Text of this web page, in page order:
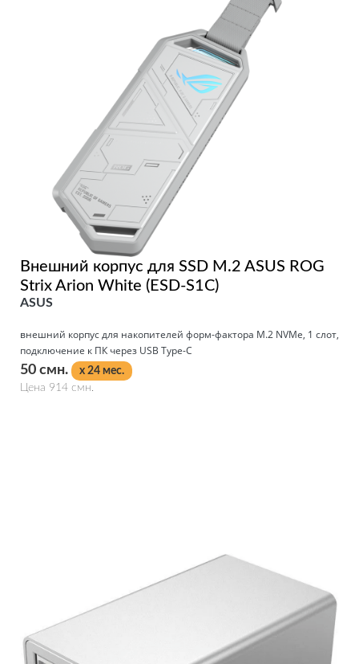
Внешний корпус для SSD M.2 ASUS ROG
Strix Arion White (ESD-S1C)
ASUS
внешний корпус для накопителей форм-фактора M.2 NVMe, 1 слот,
подключение к ПК через USB Type-C
50 смн.
x 24 мес.
Цена 914 смн.